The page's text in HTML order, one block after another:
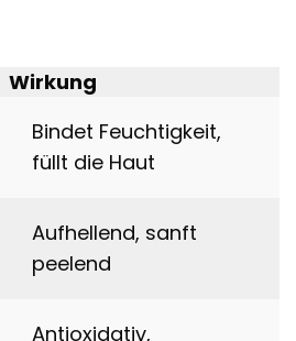
Wirkung
Bindet Feuchtigkeit,
füllt die Haut
Aufhellend, sanft
peelend
Antioxidativ,